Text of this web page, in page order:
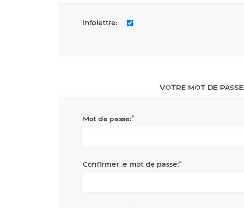
Infolettre:
VOTRE MOT DE PASSE
Mot de passe:*
Confirmer le mot de passe:*